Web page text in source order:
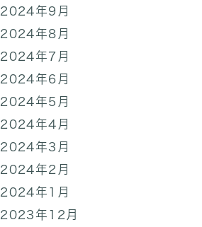
2024年9月
2024年8月
2024年7月
2024年6月
2024年5月
2024年4月
2024年3月
2024年2月
2024年1月
2023年12月